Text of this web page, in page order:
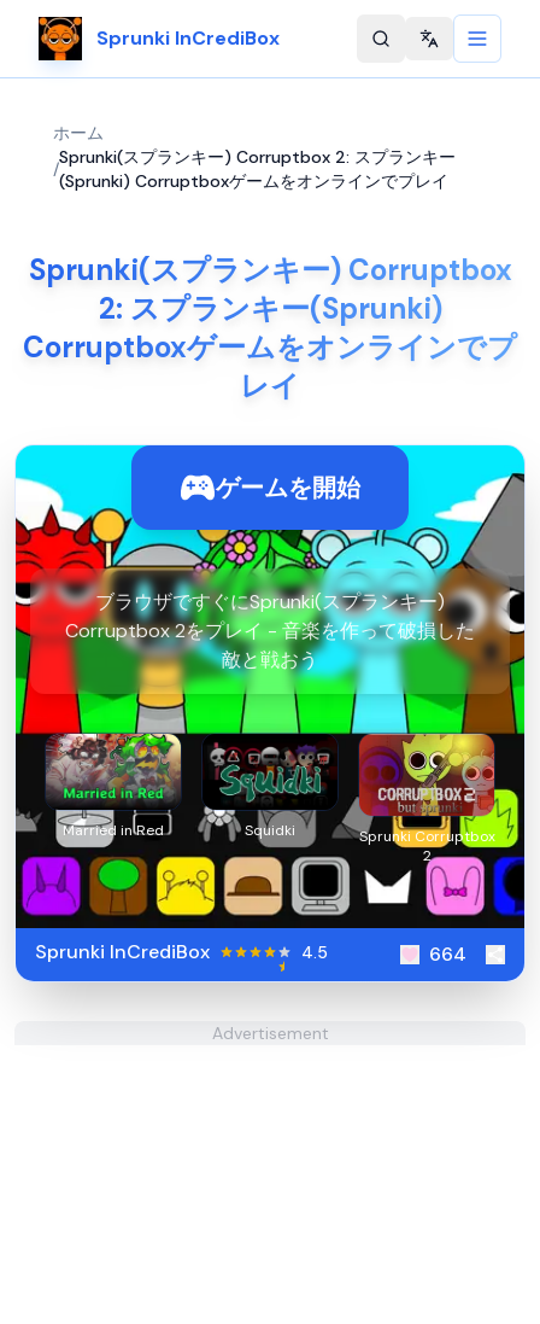
Sprunki InCrediBox Change
ホーム
/
Sprunki(スプランキー) Corruptbox 2: スプランキー
(Sprunki) Corruptboxゲームをオンラインでプレイ
Sprunki(スプランキー) Corruptbox
2: スプランキー(Sprunki)
Corruptboxゲームをオンラインでプ
レイ
ゲームを開始
ブラウザですぐにSprunki(スプランキー)
Corruptbox 2をプレイ - 音楽を作って破損した
敵と戦おう
Married in Red Squidki
Sprunki Corruptbox
2
Sprunki InCrediBox 4.5 664
Advertisement